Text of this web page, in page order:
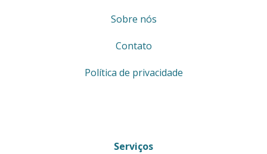
Sobre nós
Contato
Política de privacidade
Serviços